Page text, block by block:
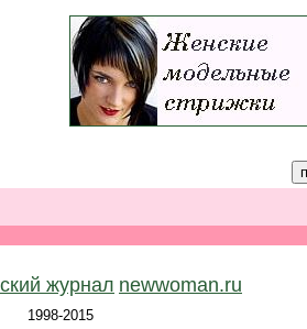
журнал newwoman.ru
1998-2015